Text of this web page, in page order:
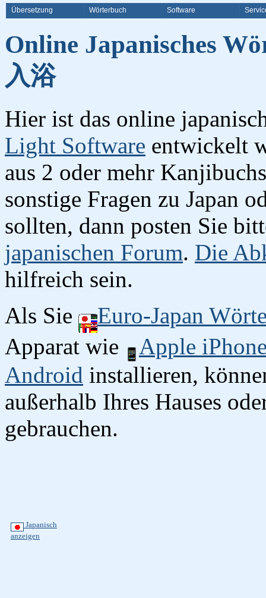
Übersetzung Wörterbuch Software
Online Japanisches
入浴
Hier ist das online
Light Software entwickelt
aus 2 oder mehr
sonstige Fragen zu Japan
sollten, dann posten Sie
japanischen Forum. Die
hilfreich sein.
Als Sie
Euro-Japan
Apparat wie
Apple
Android installieren,
außerhalb Ihres Hauses
gebrauchen.
Japanisch
anzeigen